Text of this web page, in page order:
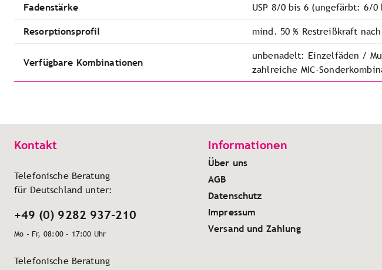
Fadenstärke USP 8/0 bis 6 (ungefärbt: 6/
Resorptionsprofil mind. 50 % Restreißkraft
Verfügbare Kombinationen
unbenadelt: Einzelfäden /
zahlreiche MIC-
Kontakt
Telefonische Beratung
für Deutschland unter:
+49 (0) 9282 937-210
Mo - Fr, 08:00 - 17:00 Uhr
Telefonische Beratung
Informationen
Über uns
AGB
Datenschutz
Impressum
Versand und Zahlung